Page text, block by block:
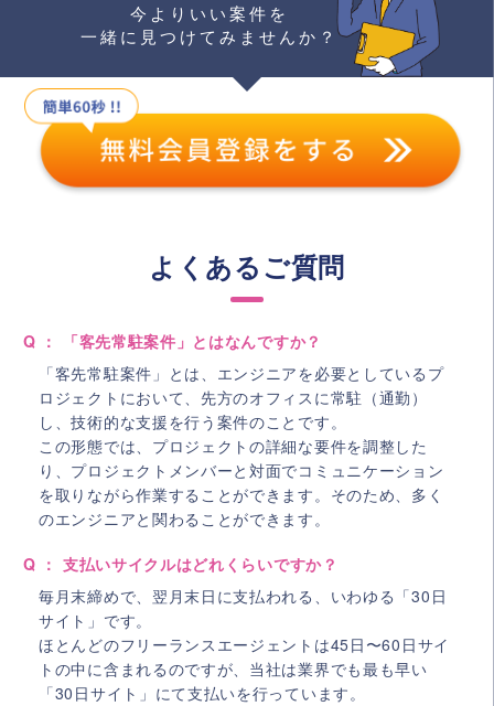
今よりいい案件を
一緒に見つけてみませんか？
よくあるご質問
Q ： 「客先常駐案件」とはなんですか？
「客先常駐案件」とは、エンジニアを必要としているプ
ロジェクトにおいて、先方のオフィスに常駐（通勤）
し、技術的な支援を行う案件のことです。
この形態では、プロジェクトの詳細な要件を調整した
り、プロジェクトメンバーと対面でコミュニケーション
を取りながら作業することができます。そのため、多く
のエンジニアと関わることができます。
Q ： 支払いサイクルはどれくらいですか？
毎月末締めで、翌月末日に支払われる、いわゆる「30日
サイト」です。
ほとんどのフリーランスエージェントは45日〜60日サイ
トの中に含まれるのですが、当社は業界でも最も早い
「30日サイト」にて支払いを行っています。